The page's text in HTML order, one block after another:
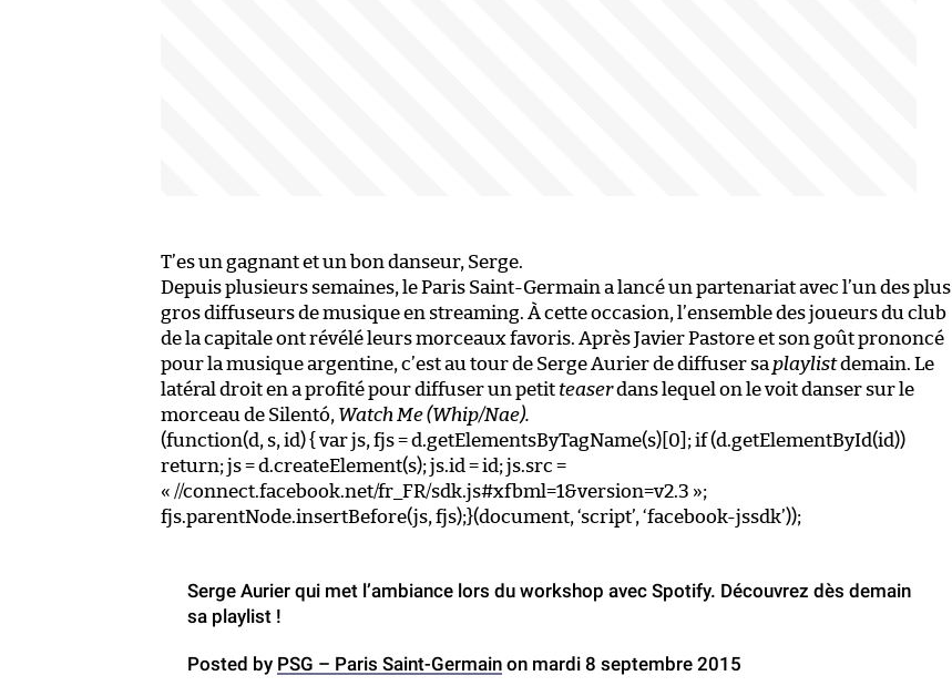
T’es un gagnant et un bon danseur, Serge.
Depuis plusieurs semaines, le Paris Saint-Germain a lancé un partenariat avec l’un des plus
gros diffuseurs de musique en streaming. À cette occasion, l’ensemble des joueurs du club
de la capitale ont révélé leurs morceaux favoris. Après Javier Pastore et son goût prononcé
pour la musique argentine, c’est au tour de Serge Aurier de diffuser sa playlistdemain. Le
latéral droit en a profité pour diffuser un petitteaserdans lequel on le voit danser sur le
morceau de Silentó, Watch Me (Whip/Nae).
(function(d, s, id) { var js, fjs = d.getElementsByTagName(s)[0]; if (d.getElementById(id))
return; js = d.createElement(s); js.id = id; js.src =
« //connect.facebook.net/fr_FR/sdk.js#xfbml=1&version=v2.3 »;
fjs.parentNode.insertBefore(js, fjs);}(document, ‘script’, ‘facebook-jssdk’));
Serge Aurier qui met l’ambiance lors du workshop avec Spotify. Découvrez dès demain
sa playlist !
Posted by PSG – Paris Saint-Germain on mardi 8 septembre 2015